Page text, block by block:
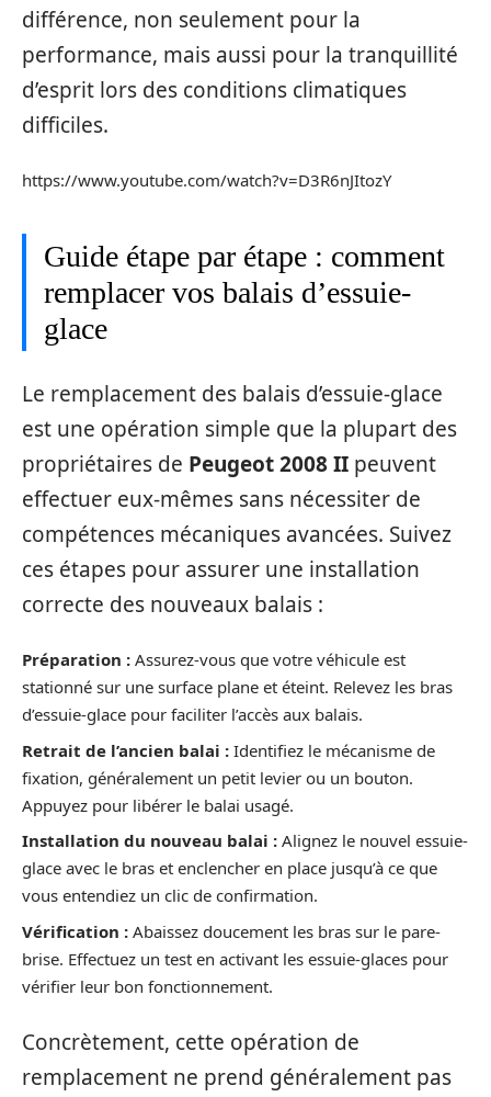
différence, non seulement pour la
performance, mais aussi pour la tranquillité
d’esprit lors des conditions climatiques
difficiles.
https://www.youtube.com/watch?v=D3R6nJItozY
Guide étape par étape : comment
remplacer vos balais d’essuie-
glace
Le remplacement des balais d’essuie-glace
est une opération simple que la plupart des
propriétaires de Peugeot 2008 II peuvent
effectuer eux-mêmes sans nécessiter de
compétences mécaniques avancées. Suivez
ces étapes pour assurer une installation
correcte des nouveaux balais :
Préparation : Assurez-vous que votre véhicule est
stationné sur une surface plane et éteint. Relevez les bras
d’essuie-glace pour faciliter l’accès aux balais.
Retrait de l’ancien balai : Identifiez le mécanisme de
fixation, généralement un petit levier ou un bouton.
Appuyez pour libérer le balai usagé.
Installation du nouveau balai : Alignez le nouvel essuie-
glace avec le bras et enclencher en place jusqu’à ce que
vous entendiez un clic de confirmation.
Vérification : Abaissez doucement les bras sur le pare-
brise. Effectuez un test en activant les essuie-glaces pour
vérifier leur bon fonctionnement.
Concrètement, cette opération de
remplacement ne prend généralement pas